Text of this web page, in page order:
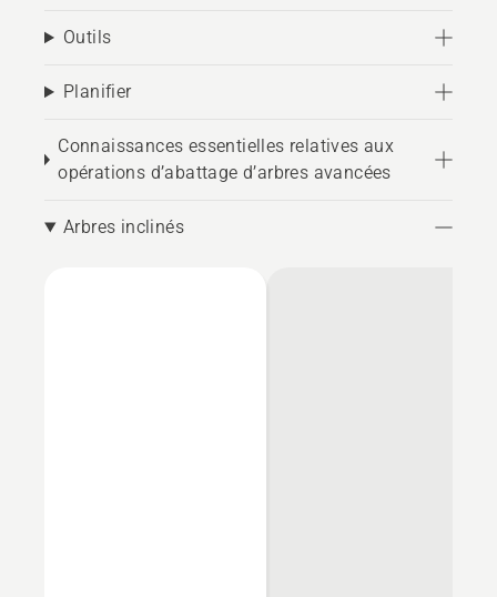
Outils
Planifier
Connaissances essentielles relatives aux
opérations d’abattage d’arbres avancées
Arbres inclinés